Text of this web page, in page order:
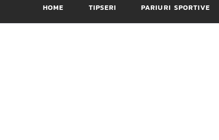
HOME TIPSERI PARIURI SPORTIVE